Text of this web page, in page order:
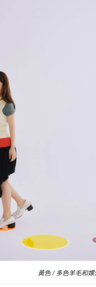
黃色 / 多色羊毛和